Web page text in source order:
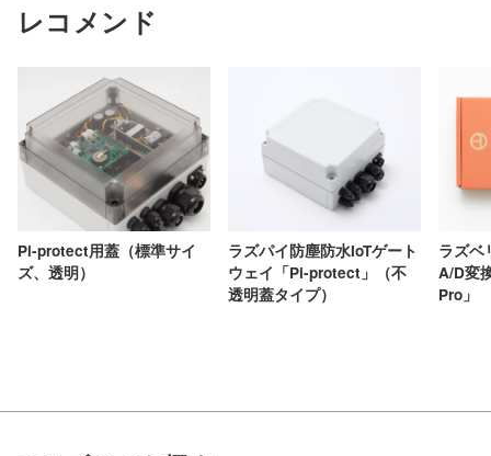
レコメンド
Pi-protect用蓋（標準サイ
ズ、透明）
ラズパイ防塵防水IoTゲート
ウェイ「Pi-protect」（不
透明蓋タイプ）
ラズベ
A/D変
Pro」